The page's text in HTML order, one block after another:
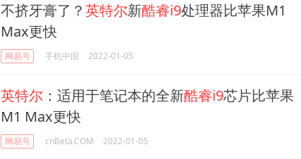
不挤牙膏了？英特尔新酷睿i9处理器比苹果M1
Max更快
网易号 手机中国 2022-01-05
英特尔 ：适用于笔记本的全新酷睿i9芯片比苹果
M1 Max更快
网易号 cnBeta.COM 2022-01-05